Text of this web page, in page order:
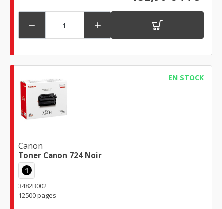
 
EN STOCK
Canon
Toner Canon 724 Noir
1
3482B002
12500 pages